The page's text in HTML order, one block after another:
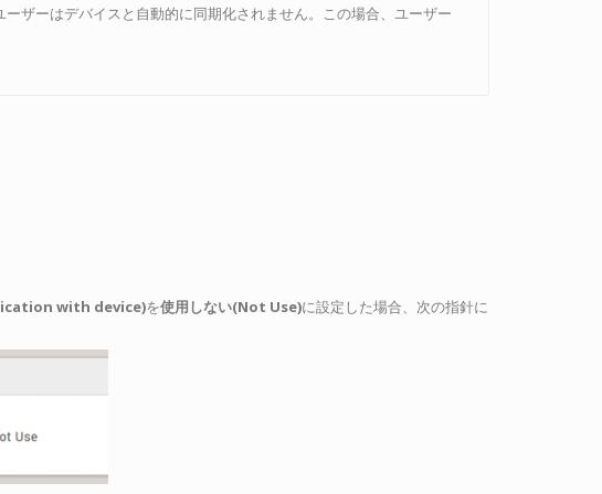
ザーはデバイスと自動的に同期化されません。この場合、ユーザー
with device)を使用しない(Not Use)に設定した場合、次の指針に